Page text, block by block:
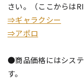
さい。（ここからは
⇒ギャラクシー
⇒アポロ
●商品価格にはシス
す。